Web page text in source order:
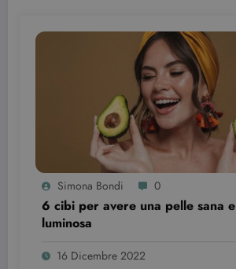
Simona Bondi 0
6 cibi per avere una pelle sana e
luminosa
16 Dicembre 2022
Provider /
Dominio
VISITOR_INFO1_LIVE
Google LLC
.youtube.com